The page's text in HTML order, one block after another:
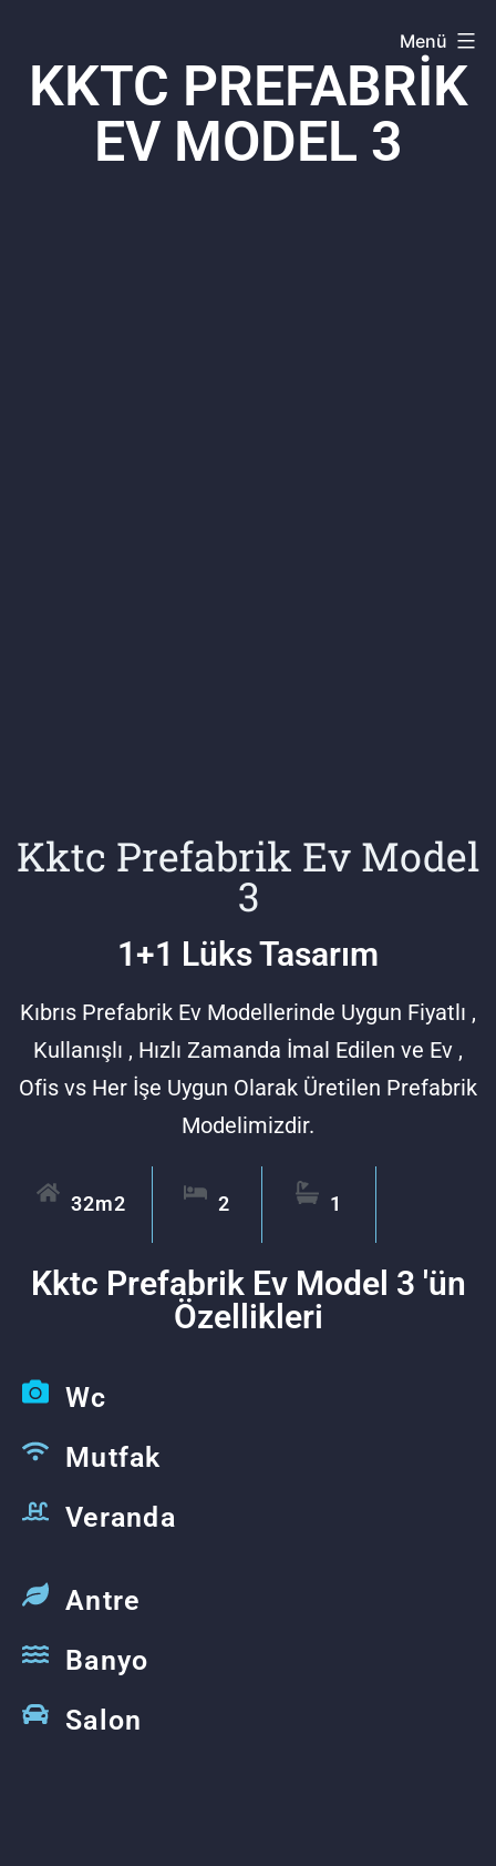
Menü
KKTC PREFABRİK
EV MODEL 3
Kktc Prefabrik Ev Model
3
1+1 Lüks Tasarım
Kıbrıs Prefabrik Ev Modellerinde Uygun Fiyatlı ,
Kullanışlı , Hızlı Zamanda İmal Edilen ve Ev ,
Ofis vs Her İşe Uygun Olarak Üretilen Prefabrik
Modelimizdir.
32m2 2 1
Kktc Prefabrik Ev Model 3 'ün
Özellikleri
Wc
Mutfak
Veranda
Antre
Banyo
Salon